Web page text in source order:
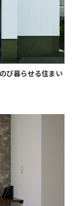
び暮らせる住まい